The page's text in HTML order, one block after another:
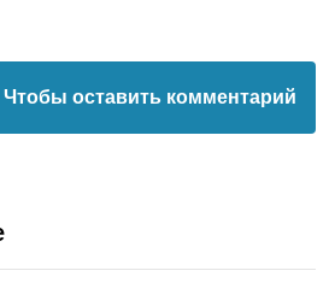
Чтобы оставить комментарий